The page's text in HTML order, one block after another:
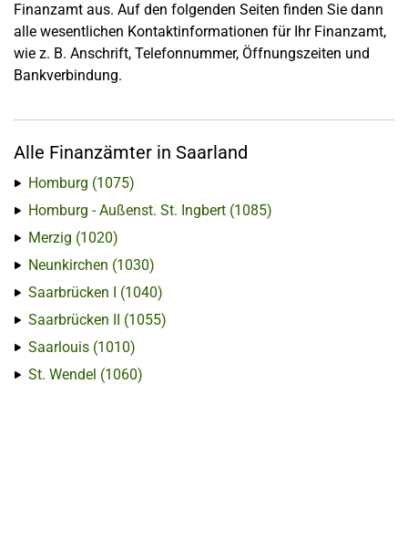
Finanzamt aus. Auf den folgenden Seiten finden Sie dann
alle wesentlichen Kontaktinformationen für Ihr Finanzamt,
wie z. B. Anschrift, Telefonnummer, Öffnungszeiten und
Bankverbindung.
Alle Finanzämter in Saarland
Homburg (1075)
Homburg - Außenst. St. Ingbert (1085)
Merzig (1020)
Neunkirchen (1030)
Saarbrücken I (1040)
Saarbrücken II (1055)
Saarlouis (1010)
St. Wendel (1060)